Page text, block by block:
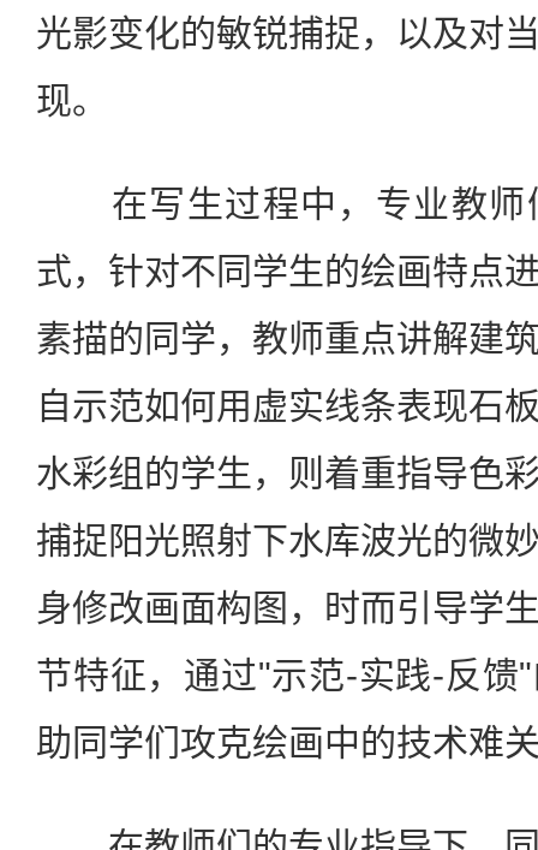
光影变化的敏锐捕捉，以及对
现。
在写生过程中，专业教师
式，针对不同学生的绘画特点
素描的同学，教师重点讲解建
自示范如何用虚实线条表现石
水彩组的学生，则着重指导色
捕捉阳光照射下水库波光的微
身修改画面构图，时而引导学
节特征，通过"示范-实践-反馈
助同学们攻克绘画中的技术难